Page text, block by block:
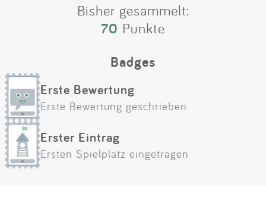
Bisher gesammelt:
70 Punkte
Badges
Erste Bewertung
Erste Bewertung geschrieben
Erster Eintrag
Ersten Spielplatz eingetragen